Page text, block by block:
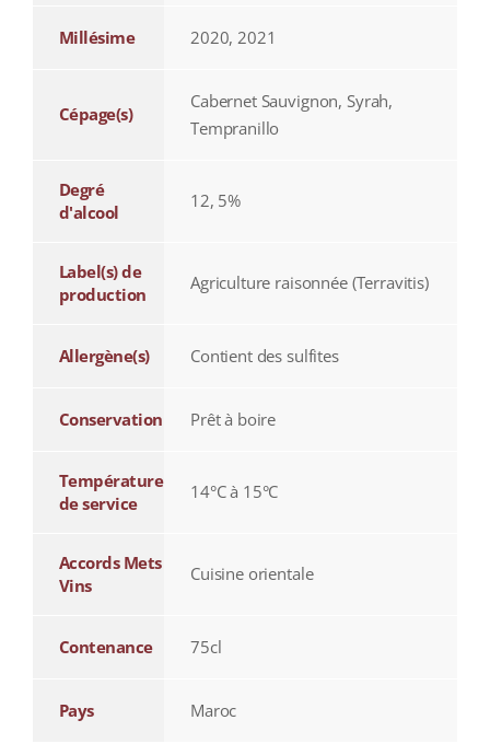
Millésime 2020, 2021
Cépage(s)
Cabernet Sauvignon, Syrah,
Tempranillo
Degré
d'alcool
12, 5%
Label(s) de
production
Agriculture raisonnée (Terravitis)
Allergène(s) Contient des sulfites
Conservation Prêt à boire
Température
de service
14°C à 15°C
Accords Mets
Vins
Cuisine orientale
Contenance 75cl
Pays Maroc